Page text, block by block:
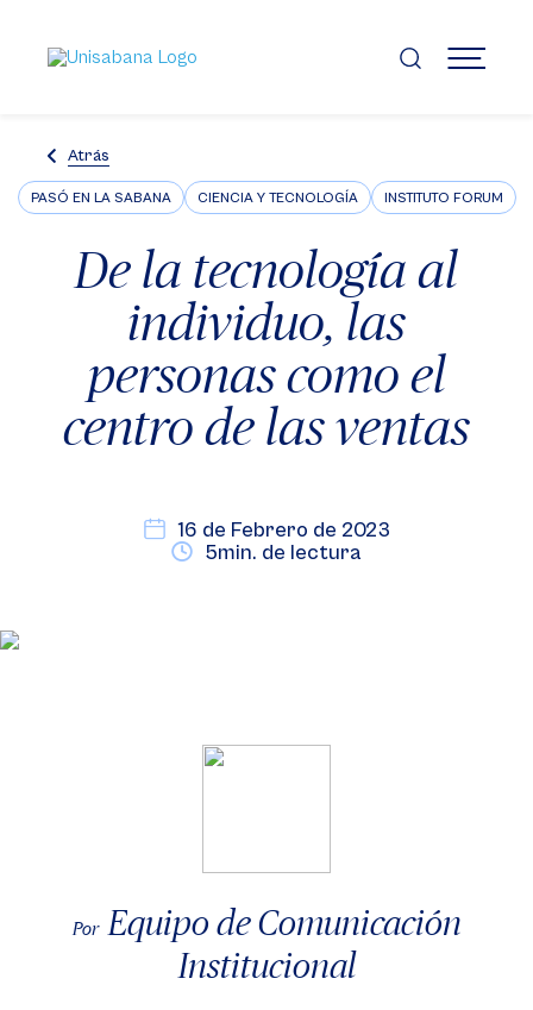
contenido
principal
MENÚ
Atrás
PASÓ EN LA SABANA CIENCIA Y TECNOLOGÍA INSTITUTO FORUM
De la tecnología al
individuo, las
personas como el
centro de las ventas
16 de Febrero de 2023
5min. de lectura
Por Equipo de Comunicación
Institucional